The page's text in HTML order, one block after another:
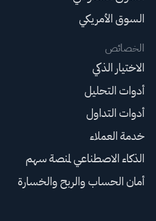
السوق الأمريكي
الخصائص
الاختيار الذكي
أدوات التحليل
أدوات التداول
خدمة العملاء
الذكاء الاصطناعي لمنصة سهم
أمان الحساب والربح والخسارة